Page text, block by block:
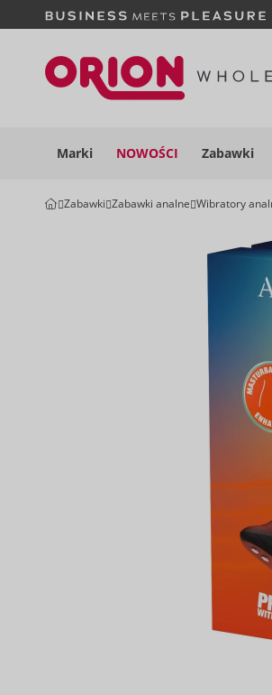
Marki NOWOŚCI Zabawki
Zabawki Zabawki analne Wibratory